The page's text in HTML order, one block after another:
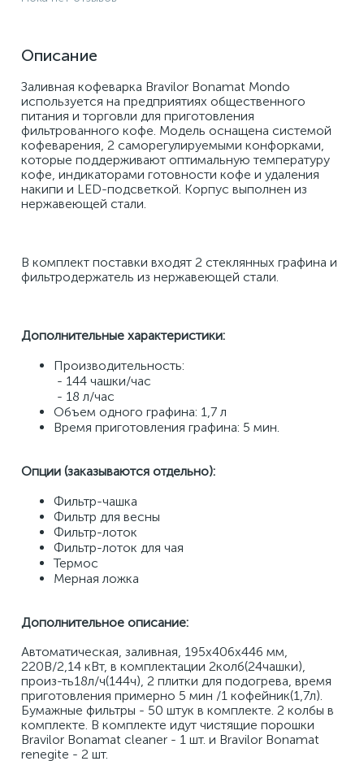
Описание
Заливная кофеварка Bravilor Bonamat Mondo
используется на предприятиях общественного
питания и торговли для приготовления
фильтрованного кофе. Модель оснащена системой
кофеварения, 2 саморегулируемыми конфорками,
которые поддерживают оптимальную температуру
кофе, индикаторами готовности кофе и удаления
накипи и LED-подсветкой. Корпус выполнен из
нержавеющей стали.
В комплект поставки входят 2 стеклянных графина и
фильтродержатель из нержавеющей стали.
Дополнительные характеристики:
Производительность:
- 144 чашки/час
- 18 л/час
Объем одного графина: 1,7 л
Время приготовления графина: 5 мин.
Опции (заказываются отдельно):
Фильтр-чашка
Фильтр для весны
Фильтр-лоток
Фильтр-лоток для чая
Термос
Мерная ложка
Дополнительное описание:
Автоматическая, заливная, 195х406х446 мм,
220В/2,14 кВт, в комплектации 2колб(24чашки),
произ-ть18л/ч(144ч), 2 плитки для подогрева, время
приготовления примерно 5 мин /1 кофейник(1,7л).
Бумажные фильтры - 50 штук в комплекте. 2 колбы в
комплекте. В комплекте идут чистящие порошки
Bravilor Bonamat cleaner - 1 шт. и Bravilor Bonamat
renegite - 2 шт.